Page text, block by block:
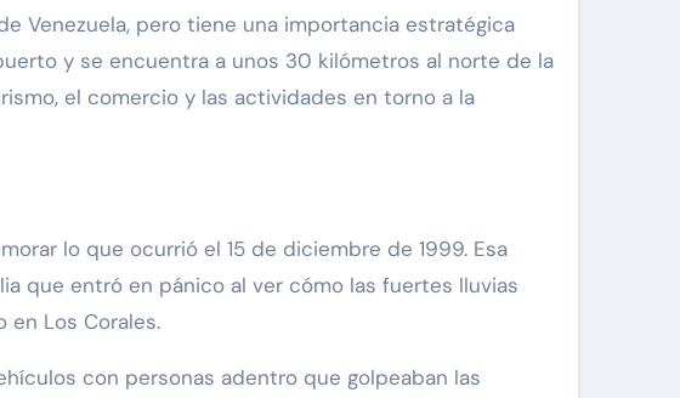
Venezuela, pero tiene una importancia estratégica
y se encuentra a unos 30 kilómetros al norte de la
el comercio y las actividades en torno a la
lo que ocurrió el 15 de diciembre de 1999. Esa
que entró en pánico al ver cómo las fuertes lluvias
Los Corales.
con personas adentro que golpeaban las